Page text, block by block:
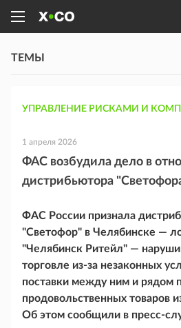
ТЕМЫ
УПРАВЛЕНИЕ РИСКАМИ И
1 апреля 2026
ФАС возбудила дело в
дистрибьютора
ФАС России признала
"Светофор" в Челябинске —
"Челябинск Ритейл" —
торговле из-за незаконных
поставки между ним и рядом
продовольственных товаров
Об этом сообщили в пресс-